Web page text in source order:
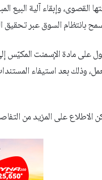
القصوى، وإبقاء آلية
بانتظام السوق عبر
دوام العمل، وذلك بعد
الاطلاع على المزيد من